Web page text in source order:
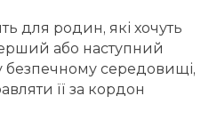
для родин, які хочуть
або наступний
безпечному середовищі,
її за кордон